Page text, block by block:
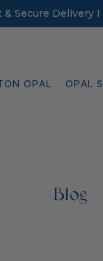
& Secure
OPAL OPAL
Blog